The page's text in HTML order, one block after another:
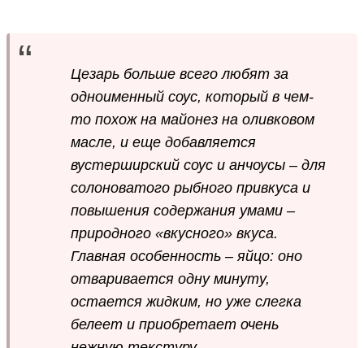
Цезарь больше всего любят за
одноименный соус, который в чем-
то похож на майонез на оливковом
масле, и еще добавляется
вустерширский соус и анчоусы – для
солоноватого рыбного привкуса и
повышения содержания умами –
природного «вкусного» вкуса.
Главная особенность – яйцо: оно
отваривается одну минуту,
остается жидким, но уже слегка
белеет и приобретает очень